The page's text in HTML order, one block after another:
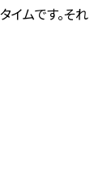
イムです。それ